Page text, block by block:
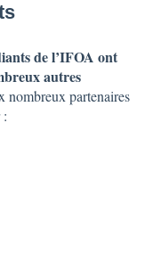
de l’IFOA ont
autres
nombreux partenaires
: